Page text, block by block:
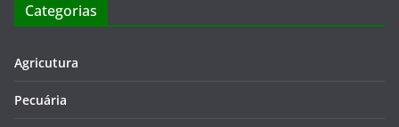
Categorias
Agricutura
Pecuária